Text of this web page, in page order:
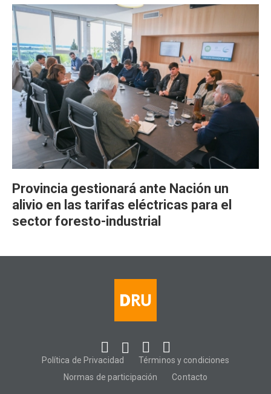
Provincia gestionará ante Nación un
alivio en las tarifas eléctricas para el
sector foresto-industrial
Política de Privacidad
Términos y condiciones
Normas de participación
Contacto